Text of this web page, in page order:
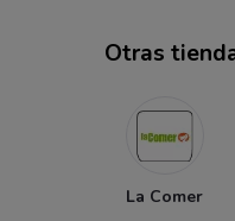
Otras
La Comer